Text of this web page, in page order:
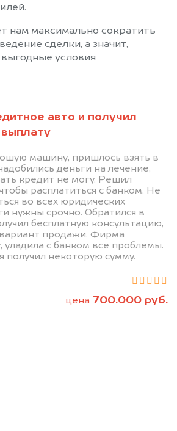
авто и получил
машину, пришлось взять в
деньги на лечение,
кредит не могу. Решил
расплатиться с банком. Не
во всех юридических
нужны срочно. Обратился в
бесплатную консультацию,
продажи. Фирма
с банком все проблемы.
получил некоторую сумму.
цена 700.000 руб.
нам максимально сократить
сделки, а значит,
условия
нам: 8 (800)
81-15
вас и
стоимость вашего